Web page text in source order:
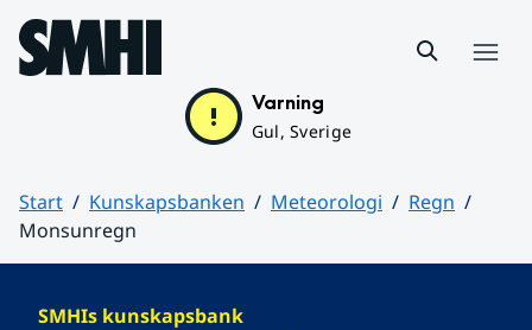
Hoppa till sidans innehåll
Varning
Gul, Sverige
Start Kunskapsbanken Meteorologi
Regn
Monsunregn
SMHIs kunskapsbank